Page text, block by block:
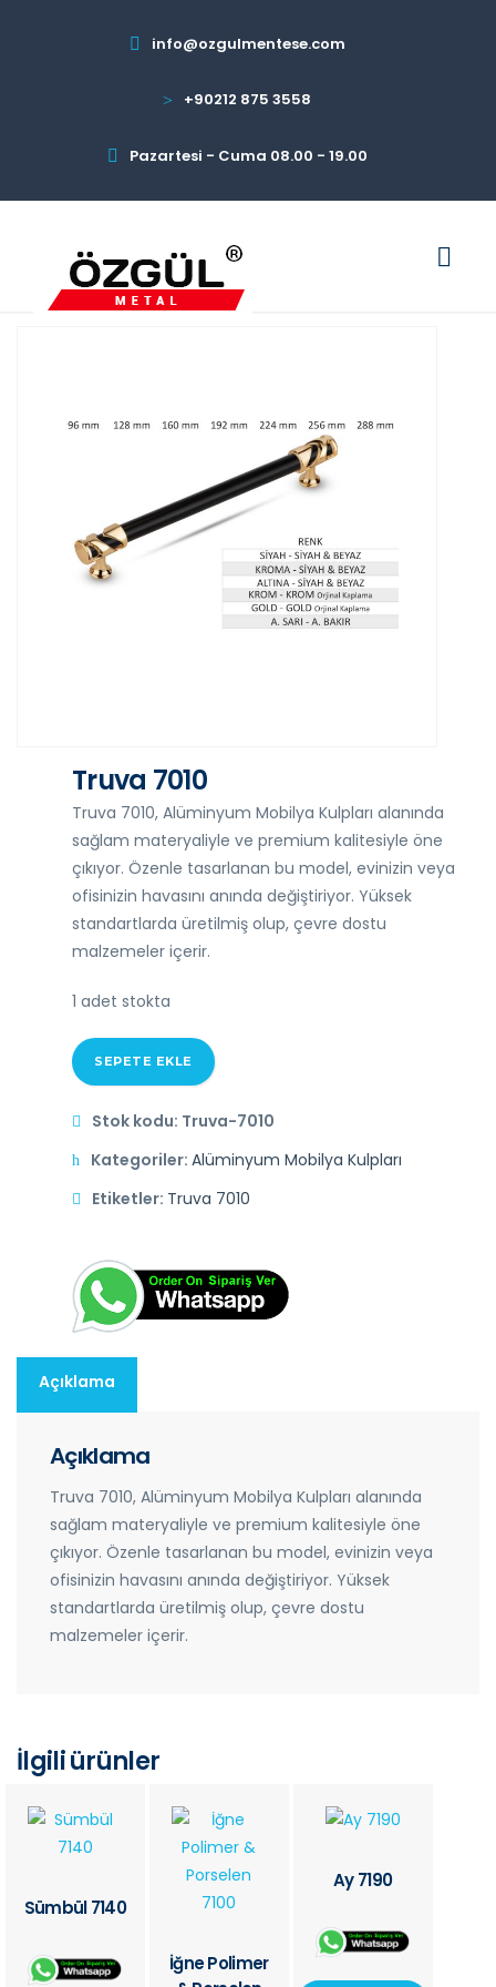
info@ozgulmentese.com
+90212 875 3558
Pazartesi - Cuma 08.00 - 19.00
Truva 7010
Truva 7010, Alüminyum Mobilya Kulpları alanında
sağlam materyaliyle ve premium kalitesiyle öne
çıkıyor. Özenle tasarlanan bu model, evinizin veya
ofisinizin havasını anında değiştiriyor. Yüksek
standartlarda üretilmiş olup, çevre dostu
malzemeler içerir.
1 adet stokta
SEPETE EKLE
Stok kodu: Truva-7010
Kategoriler: Alüminyum Mobilya Kulpları
Etiketler: Truva 7010
Açıklama
Açıklama
Truva 7010, Alüminyum Mobilya Kulpları alanında
sağlam materyaliyle ve premium kalitesiyle öne
çıkıyor. Özenle tasarlanan bu model, evinizin veya
ofisinizin havasını anında değiştiriyor. Yüksek
standartlarda üretilmiş olup, çevre dostu
malzemeler içerir.
İlgili ürünler
Sümbül 7140
İğne Polimer
Ay 7190